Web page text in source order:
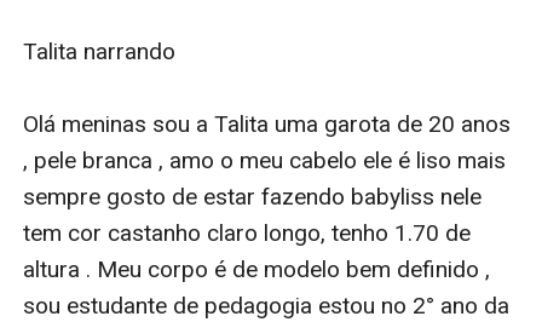
no amor.
Você teria coragem de lagar tudo por uma paixão?
Talita narrando
Olá meninas sou a Talita uma garota de 20 anos
, pele branca , amo o meu cabelo ele é liso mais
sempre gosto de estar fazendo babyliss nele
tem cor castanho claro longo, tenho 1.70 de
altura . Meu corpo é de modelo bem definido ,
sou estudante de pedagogia estou no 2° ano da